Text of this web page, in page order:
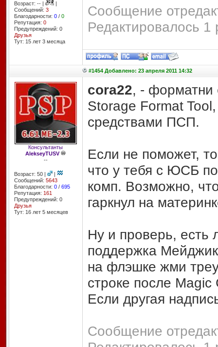
Возраст: -- |
|
Сообщений: 3
Благодарности: 0/ 0
Репутация: 0
Предупреждений: 0
Друзья
Тут: 15 лет 3 месяцa
Сообщение
Редактировалось 1
#1454 Добавлено: 23 апреля 2011 14:32
Консультанты
AlekseyTUSV
--
Возраст: 50 |
|
Сообщений: 5643
Благодарности: 0/ 695
Репутация: 161
Предупреждений: 0
Друзья
Тут: 16 лет 5 месяцев
cora22, - форматни
Storage Format
средствами ПСП.
Если не поможет,
что у тебя с ЮСБ
комп. Возможно,
гаркнул на
Ну и проверь,
поддержка
на флэшке жми
строке после
Если другая
Сообщение